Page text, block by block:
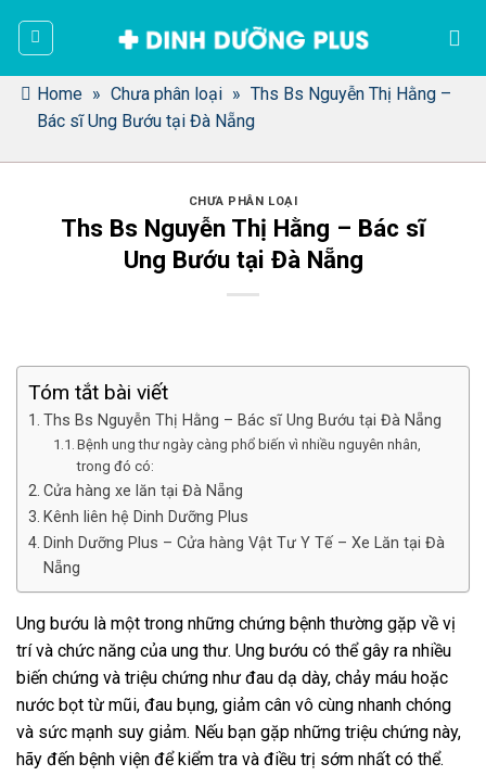
dung Home » Chưa phân loại » Ths Bs Nguyễn Thị Hằng –
Bác sĩ Ung Bướu tại Đà Nẵng
CHƯA PHÂN LOẠI
Ths Bs Nguyễn Thị Hằng – Bác sĩ
Ung Bướu tại Đà Nẵng
Tóm tắt bài viết
Ths Bs Nguyễn Thị Hằng – Bác sĩ Ung Bướu tại Đà Nẵng
Bệnh ung thư ngày càng phổ biến vì nhiều nguyên nhân,
trong đó có:
Cửa hàng xe lăn tại Đà Nẵng
Kênh liên hệ Dinh Dưỡng Plus
Dinh Dưỡng Plus – Cửa hàng Vật Tư Y Tế – Xe Lăn tại Đà
Nẵng
Ung bướu là một trong những chứng bệnh thường gặp về vị
trí và chức năng của ung thư. Ung bướu có thể gây ra nhiều
biến chứng và triệu chứng như đau dạ dày, chảy máu hoặc
nước bọt từ mũi, đau bụng, giảm cân vô cùng nhanh chóng
và sức mạnh suy giảm. Nếu bạn gặp những triệu chứng này,
hãy đến bệnh viện để kiểm tra và điều trị sớm nhất có thể.